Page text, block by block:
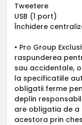
Tweetere
USB (1 port)
Închidere
• Pro Group
raspunderea
sau accidentale,
la specificatiile
obligatii ferme
deplin
are obligatia de
acestora prin